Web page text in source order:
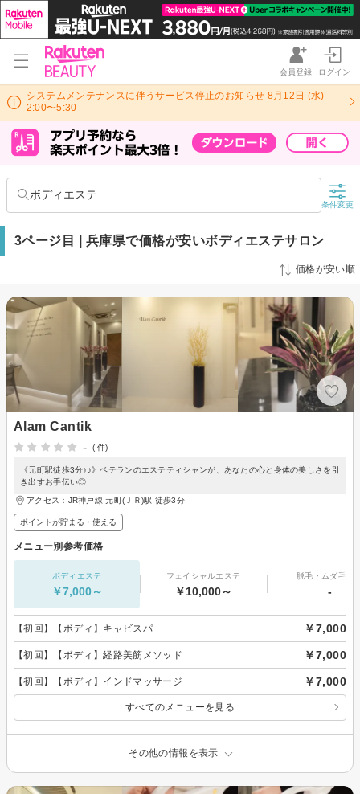
会員登録 ログイン
システムメンテナンスに伴うサービス停止のお知らせ 8月12日 (水)
2:00〜5:30
ボディエステ
条件変更
3ページ目 | 兵庫県で価格が安いボディエステサロン
価格が安い順
Alam Cantik
-
(-件)
《元町駅徒歩3分♪♪》ベテランのエステティシャンが、あなたの心と身体の美しさを引
き出すお手伝い◎
アクセス：JR神戸線 元町(ＪＲ)駅 徒歩3分
ポイントが貯まる・使える
メニュー別参考価格
ボディエステ
￥7,000～
フェイシャルエステ
￥10,000～
脱毛・ムダ毛処
-
【初回】【ボディ】キャビスパ ￥7,000
【初回】【ボディ】経路美筋メソッド ￥7,000
【初回】【ボディ】インドマッサージ ￥7,000
すべてのメニューを見る
その他の情報を表示